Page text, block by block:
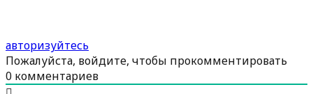
авторизуйтесь
Пожалуйста, войдите, чтобы прокомментировать
0 комментариев